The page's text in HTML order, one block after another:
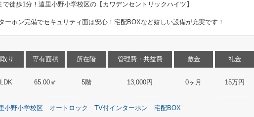
徒歩1分！遠里小野小学校区の【カワデンセントリックハイツ】
ーホン完備でセキュリティ面は安心！宅配BOXなど嬉しい設備が充実です！
り 専有面積
65.00㎡
所在階
5階
管理費・共益費
13,000円
敷金
0ヶ月
礼金
15万円
小野小学校区 オートロック TV付インターホン 宅配BOX